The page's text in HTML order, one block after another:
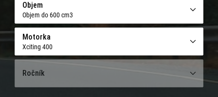
Objem
Objem do 600 cm3
Motorka
Xciting 400
Ročník